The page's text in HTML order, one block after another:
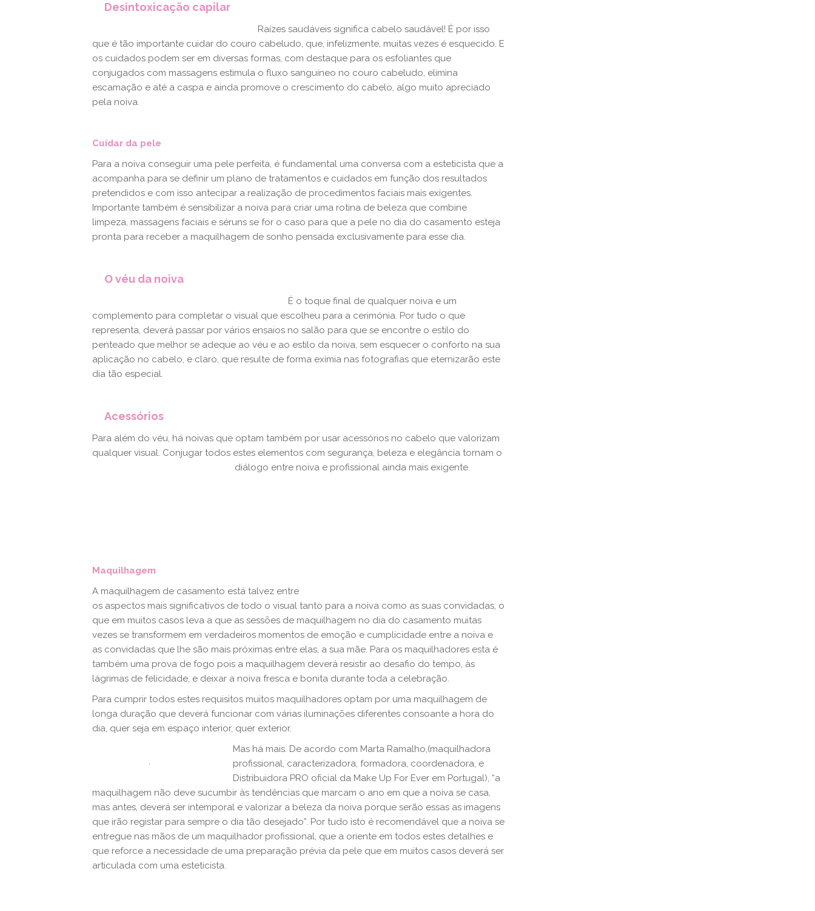
Desintoxicação capilar
Raízes saudáveis significa cabelo saudável! É por isso
que é tão importante cuidar do couro cabeludo, que, infelizmente, muitas vezes é esquecido. E
os cuidados podem ser em diversas formas, com destaque para os esfoliantes que
conjugados com massagens estimula o fluxo sanguíneo no couro cabeludo, elimina
escamação e até a caspa e ainda promove o crescimento do cabelo, algo muito apreciado
pela noiva.
Cuidar da pele
Para a noiva conseguir uma pele perfeita, é fundamental uma conversa com a esteticista que a
acompanha para se definir um plano de tratamentos e cuidados em função dos resultados
pretendidos e com isso antecipar a realização de procedimentos faciais mais exigentes.
Importante também é sensibilizar a noiva para criar uma rotina de beleza que combine
limpeza, massagens faciais e séruns se for o caso para que a pele no dia do casamento esteja
pronta para receber a maquilhagem de sonho pensada exclusivamente para esse dia.
O véu da noiva
É o toque final de qualquer noiva e um
complemento para completar o visual que escolheu para a cerimónia. Por tudo o que
representa, deverá passar por vários ensaios no salão para que se encontre o estilo do
penteado que melhor se adeque ao véu e ao estilo da noiva, sem esquecer o conforto na sua
aplicação no cabelo, e claro, que resulte de forma exímia nas fotografias que eternizarão este
dia tão especial.
Acessórios
Para além do véu, há noivas que optam também por usar acessórios no cabelo que valorizam
qualquer visual. Conjugar todos estes elementos com segurança, beleza e elegância tornam o
diálogo entre noiva e profissional ainda mais exigente.
Maquilhagem
A maquilhagem de casamento está talvez entre
os aspectos mais significativos de todo o visual tanto para a noiva como as suas convidadas, o
que em muitos casos leva a que as sessões de maquilhagem no dia do casamento muitas
vezes se transformem em verdadeiros momentos de emoção e cumplicidade entre a noiva e
as convidadas que lhe são mais próximas entre elas, a sua mãe. Para os maquilhadores esta é
também uma prova de fogo pois a maquilhagem deverá resistir ao desafio do tempo, às
lágrimas de felicidade, e deixar a noiva fresca e bonita durante toda a celebração.
Para cumprir todos estes requisitos muitos maquilhadores optam por uma maquilhagem de
longa duração que deverá funcionar com várias iluminações diferentes consoante a hora do
dia, quer seja em espaço interior, quer exterior.
.
Mas há mais. De acordo com Marta Ramalho,(maquilhadora
profissional, caracterizadora, formadora, coordenadora, e
Distribuidora PRO oficial da Make Up For Ever em Portugal), “a
maquilhagem não deve sucumbir às tendências que marcam o ano em que a noiva se casa,
mas antes, deverá ser intemporal e valorizar a beleza da noiva porque serão essas as imagens
que irão registar para sempre o dia tão desejado”. Por tudo isto é recomendável que a noiva se
entregue nas mãos de um maquilhador profissional, que a oriente em todos estes detalhes e
que reforce a necessidade de uma preparação prévia da pele que em muitos casos deverá ser
articulada com uma esteticista.